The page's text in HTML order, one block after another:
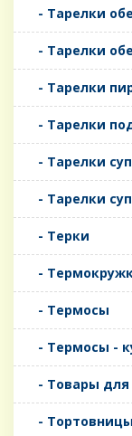
- Тарелки
- Тарелки
- Тарелки
- Тарелки
- Тарелки
- Тарелки
- Терки
-
- Термосы
- Термосы -
- Товары для
- Тортовницы